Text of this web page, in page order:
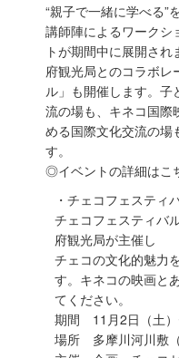
“親⼦で⼀緒に学べる”
講師陣によるワークシ
トが期間中に展開さ
府観光局とのコラボ
ル」も開催します。
流の場も、キネコ国際
める国際⽂化交流の場
す。
◎イベントの詳細はこ
・チェコフェスティ
チェコフェスティバ
府観光局が主催し
チェコの⽂化的魅⼒
す。キネコの映画と
てください。
期間 11⽉2⽇（⼟）
場所 多摩川河川敷（